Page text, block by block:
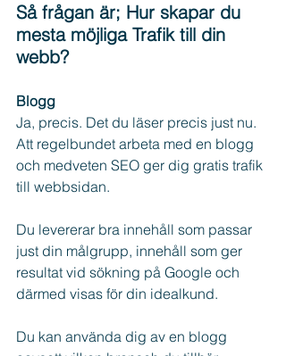
Så frågan är; Hur skapar du
mesta möjliga Trafik till din
webb?
Blogg
Ja, precis. Det du läser precis just nu.
Att regelbundet arbeta med en blogg
och medveten SEO ger dig gratis trafik
till webbsidan.
Du levererar bra innehåll som passar
just din målgrupp, innehåll som ger
resultat vid sökning på Google och
därmed visas för din idealkund.
Du kan använda dig av en blogg